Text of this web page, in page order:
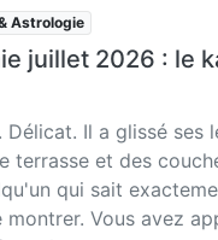
Astrologie
juillet 2026 : le
Il a glissé ses
terrasse et des
qui sait
montrer. Vous avez